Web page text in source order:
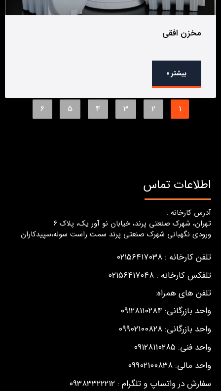
مخزن افقی
بیشتر »
1
2
3
4
5
6
اطلاعات تماس
آدرس کارخانه :
تهران، شهرک صنعتی پرند، خیابان نو آور یک، پلاک ٦
ورودی نگهبانی شهرک صنعتی پرند سمت راست سوله،سپیدکاران
تلفن کارخانه : ۰۲۱۵۶۴۱۷۰۳۸
تلفکس کارخانه : ۰۲۱۵۶۴۱۷۰۴۸
تلفن های همراه:
واحد بازرگانی: ۰۹۱۲۸۱۱۰۲۸۴
واحد بازرگانی: ۰۹۹۰۲۱۰۰۸۲۸
واحد فنی: ۰۹۱۲۸۱۱۰۲۸۵
واحد مالی: ۰۹۹۰۲۱۰۰۸۳۸
سفارش در واتساپ و تلگرام : ۰۹۳۸۳۳۲۲۲۱۲